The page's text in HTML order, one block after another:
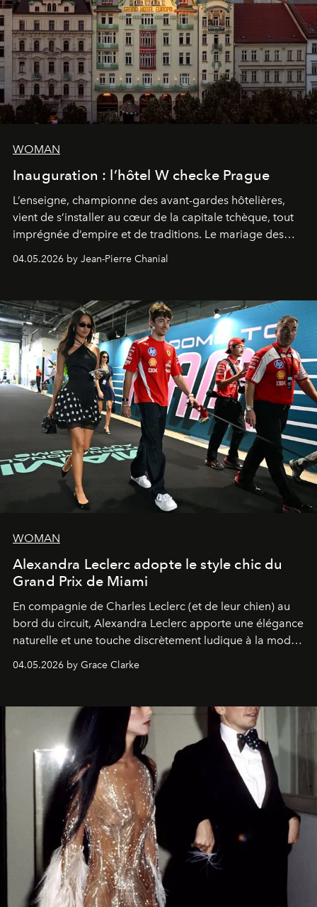
WOMAN
Inauguration : l’hôtel W checke Prague
L’enseigne, championne des avant-gardes hôtelières,
vient de s’installer au cœur de la capitale tchèque, tout
imprégnée d’empire et de traditions. Le mariage des
extrêmes fait merveille.
04.05.2026 by Jean-Pierre Chanial
WOMAN
Alexandra Leclerc adopte le style chic du
Grand Prix de Miami
En compagnie de Charles Leclerc (et de leur chien) au
bord du circuit, Alexandra Leclerc apporte une élégance
naturelle et une touche discrètement ludique à la mode
de la Formule 1.
04.05.2026 by Grace Clarke